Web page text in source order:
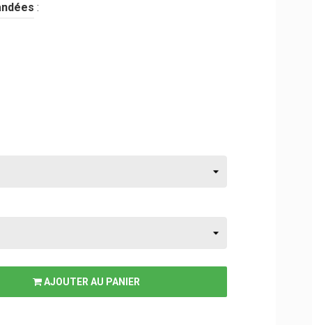
:
AJOUTER AU PANIER